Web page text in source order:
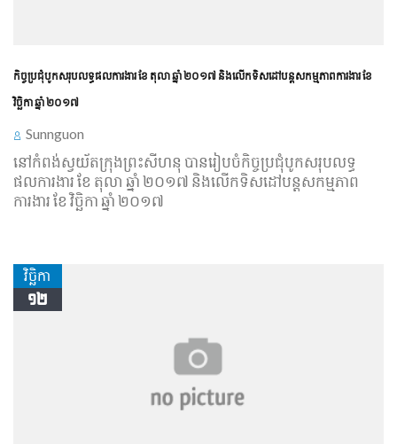
កិច្ចប្រជុំបូកសរុបលទ្ធផលការងារ ខែ តុលា ឆ្នាំ ២០១៧ និងលើកទិសដៅបន្តសកម្មភាពការងារ ខែ
វិច្ឆិកា ឆ្នាំ ២០១៧
Sunnguon
នៅកំពង់ស្វយ័តក្រុងព្រះសីហនុ បានរៀបចំកិច្ចប្រជុំបូកសរុបលទ្ធ
ផលការងារ ខែ តុលា ឆ្នាំ ២០១៧ និងលើកទិសដៅបន្តសកម្មភាព
ការងារ ខែ វិច្ឆិកា ឆ្នាំ ២០១៧
វិច្ឆិកា
១២